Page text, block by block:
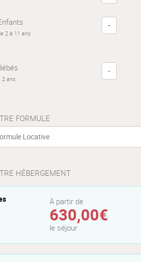
2 à 11 ans
-
2 ans
-
FORMULE
Locative
HÉBERGEMENT
À partir de
630,00€
le séjour